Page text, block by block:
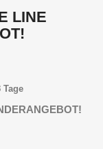
LINE
Tage